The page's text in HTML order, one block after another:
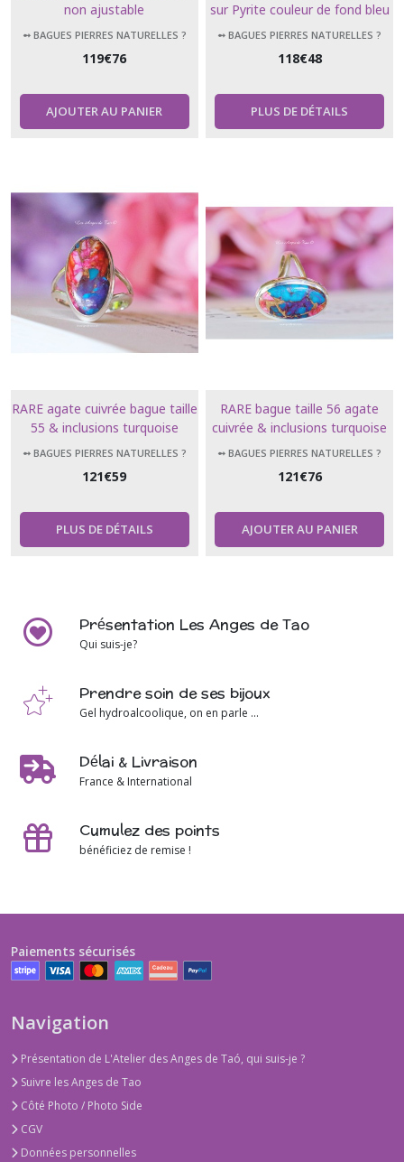
non ajustable
➻ BAGUES PIERRES NATURELLES ?
119€76
AJOUTER AU PANIER
sur Pyrite couleur de fond bleu
cyan avec des inclusions de
➻ BAGUES PIERRES NATURELLES ?
118€48
PLUS DE DÉTAILS
RARE agate cuivrée bague taille
55 & inclusions turquoise
forme ovale
➻ BAGUES PIERRES NATURELLES ?
121€59
PLUS DE DÉTAILS
RARE bague taille 56 agate
cuivrée & inclusions turquoise
forme ovale (7.75 US)
➻ BAGUES PIERRES NATURELLES ?
121€76
AJOUTER AU PANIER
Présentation Les Anges de Tao
Qui suis-je?
Prendre soin de ses bijoux
Gel hydroalcoolique, on en parle ...
Délai & Livraison
France & International
Cumulez des points
bénéficiez de remise !
Paiements sécurisés
Navigation
Présentation de L'Atelier des Anges de Taó, qui suis-je ?
Suivre les Anges de Tao
Côté Photo / Photo Side
CGV
Données personnelles